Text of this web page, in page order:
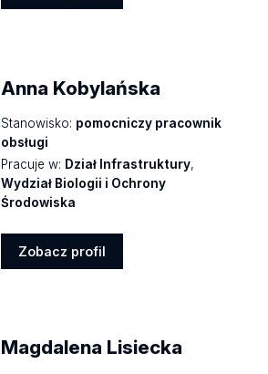
Anna Kobylańska
Stanowisko: pomocniczy pracownik
obsługi
Pracuje w: Dział Infrastruktury,
Wydział Biologii i Ochrony
Środowiska
Zobacz profil
Magdalena Lisiecka